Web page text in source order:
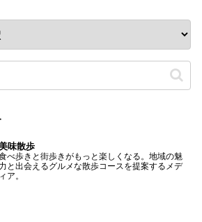
味散歩
べ歩きと街歩きがもっと楽しくなる。地域の魅
力と出会えるグルメな散歩コースを提案するメデ
ィア。